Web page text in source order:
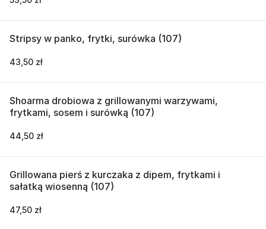
Stripsy w panko, frytki, surówka (107)
43,50 zł
Shoarma drobiowa z grillowanymi warzywami,
frytkami, sosem i surówką (107)
44,50 zł
Grillowana pierś z kurczaka z dipem, frytkami i
sałatką wiosenną (107)
47,50 zł